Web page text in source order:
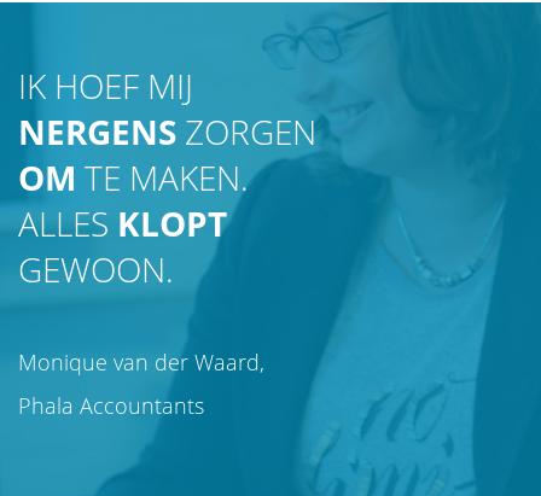
IK HOEF MIJ
NERGENS ZORGEN
OM TE MAKEN.
ALLES KLOPT
GEWOON.
Monique van der Waard,
Phala Accountants